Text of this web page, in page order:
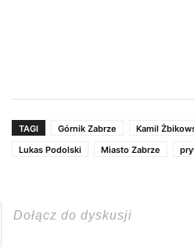
TAGI Górnik Zabrze Kamil
Lukas Podolski
Miasto Zabrze